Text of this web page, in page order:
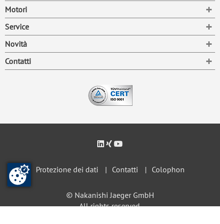
Motori
Service
Novità
Contatti
© Nakanishi Jaeger GmbH
All rights reserved.
Protezione dei dati Contatti Colophon